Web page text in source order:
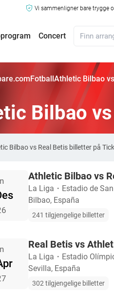
Vi sammenligner bare trygge
Concert
FotballAthletic Bilbao
Bilbao
Bilbao vs Real Betis billetter på
Athletic Bilbao vs
La Liga ・ Estadio de
Bilbao, España
241 tilgjengelige billetter
Real Betis vs
La Liga ・ Estadio
Sevilla, España
302 tilgjengelige billetter